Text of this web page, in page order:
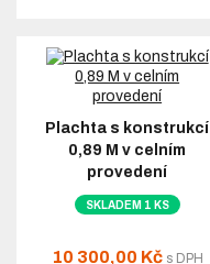
Plachta s konstrukcí
0,89 M v celním
provedení
SKLADEM 1 KS
10 300,00 Kč s DPH